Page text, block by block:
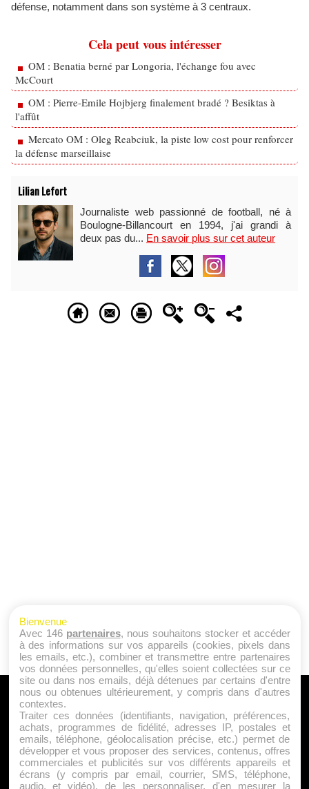
défense, notamment dans son système à 3 centraux.
Cela peut vous intéresser
OM : Benatia berné par Longoria, l'échange fou avec
McCourt
OM : Pierre-Emile Hojbjerg finalement bradé ? Besiktas à
l'affût
Mercato OM : Oleg Reabciuk, la piste low cost pour renforcer
la défense marseillaise
Lilian Lefort
Journaliste web passionné de football, né à
Boulogne-Billancourt en 1994, j'ai grandi à
deux pas du... En savoir plus sur cet auteur
A PROPOS
Qui sommes nous ?
Mentions Légales
Publicité
Politique de Cookies
Bienvenue
Avec 146 partenaires, nous souhaitons stocker et accéder
à des informations sur vos appareils (cookies, pixels dans
les emails, etc.), combiner et transmettre entre partenaires
vos données personnelles, qu'elles soient collectées sur ce
site ou dans nos emails, déjà détenues par certains d'entre
nous ou obtenues ultérieurement, y compris dans d'autres
contextes.
Traiter ces données (identifiants, navigation, préférences,
achats, programmes de fidélité, adresses IP, postales et
emails, téléphone, géolocalisation précise, etc.) permet de
développer et vous proposer des services, contenus, offres
commerciales et publicités sur vos différents appareils et
écrans (y compris par email, courrier, SMS, téléphone,
audio, et vidéo), de les personnaliser, d'en mesurer la